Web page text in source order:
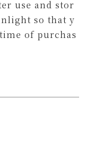
use and stor
so that y
of purchas